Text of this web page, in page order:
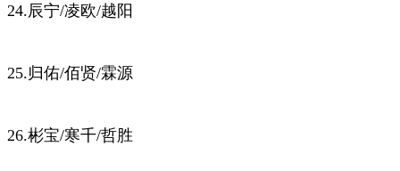
24.辰宁/凌欧/越阳
25.归佑/佰贤/霖源
26.彬宝/寒千/哲胜